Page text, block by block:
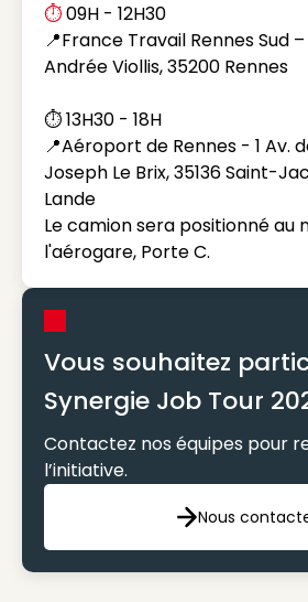
⏱️09H - 12H30
📍France Travail Rennes Sud
Andrée Viollis, 35200 Rennes
⏱️ 13H30 - 18H
📍Aéroport de Rennes - 1 Av.
Joseph Le Brix, 35136 Saint-
Lande
Le camion sera positionné au
l'aérogare, Porte C.
Vous souhaitez
Synergie Job Tour
Contactez nos équipes pour
l’initiative.
Nous
Nous